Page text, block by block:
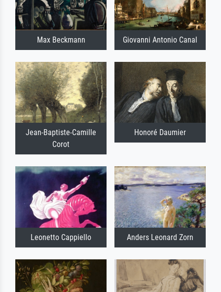
Max Beckmann Giovanni Antonio Canal
Jean-Baptiste-Camille
Corot
Honoré Daumier
Leonetto Cappiello Anders Leonard Zorn